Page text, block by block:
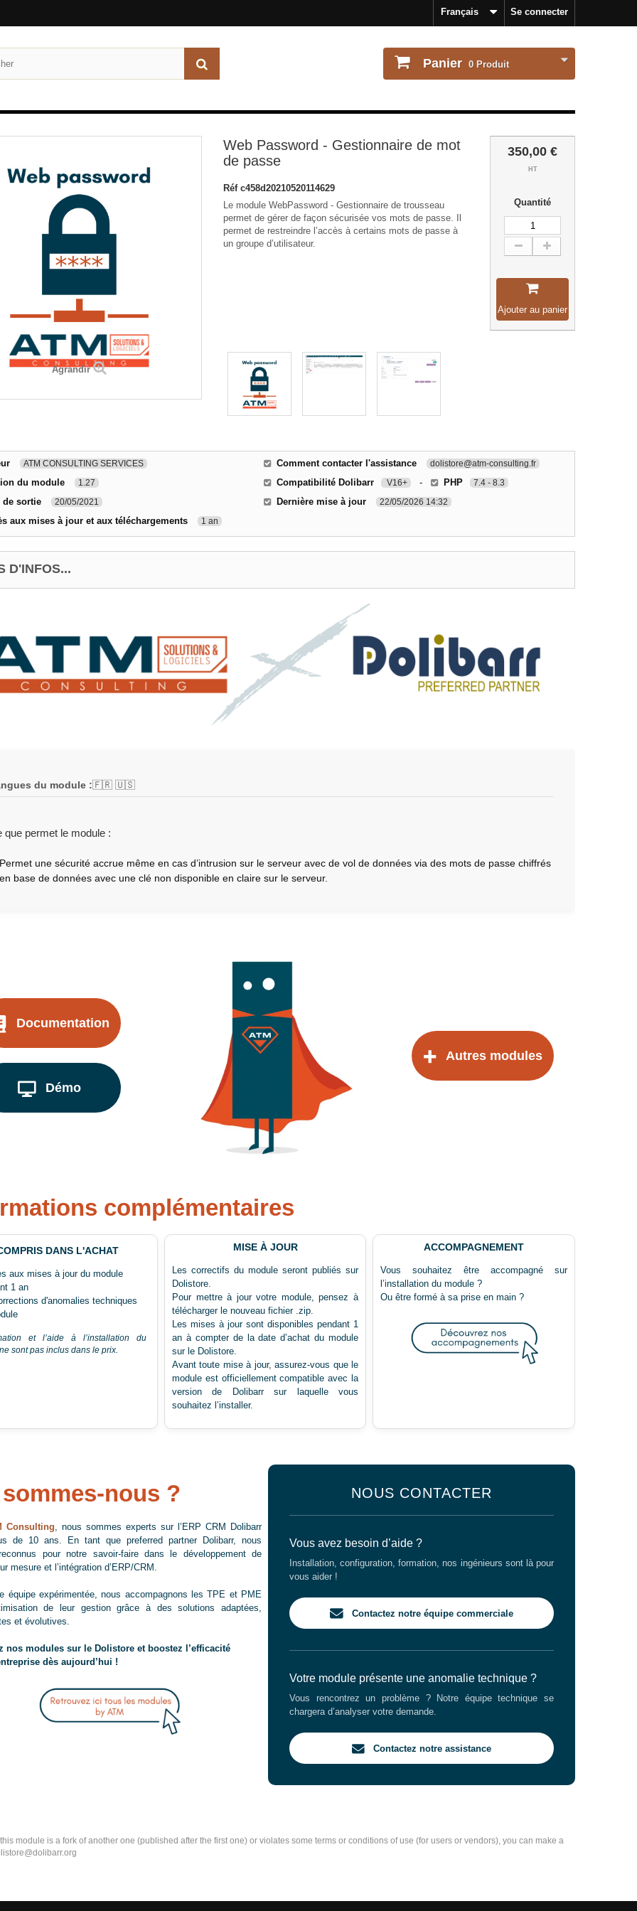
Se connecter
Français
Panier 0 Produit
Agrandir
Web Password - Gestionnaire de mot
de passe
Réf c458d20210520114629
Le module WebPassword - Gestionnaire de trousseau
permet de gérer de façon sécurisée vos mots de passe. Il
permet de restreindre l’accès à certains mots de passe à
un groupe d’utilisateur.
350,00 €
HT
Quantité
Ajouter au panier
ATM CONSULTING SERVICES
du module 1.27
de sortie 20/05/2021
aux mises à jour et aux téléchargements 1 an
Comment contacter l'assistance dolistore@atm-consulting.fr
Compatibilité Dolibarr V16+ - PHP 7.4 - 8.3
Dernière mise à jour 22/05/2026 14:32
D'INFOS...
du module :🇫🇷 🇺🇸
que permet le module :
Permet une sécurité accrue même en cas d’intrusion sur le serveur avec de vol de données via des mots de passe chiffrés
en base de données avec une clé non disponible en claire sur le serveur.
Documentation
Démo
Autres modules
complémentaires
DANS L'ACHAT
aux mises à jour du module
1 an
d'anomalies techniques
et l’aide à l’installation du
sont pas inclus dans le prix.
MISE À JOUR
Les correctifs du module seront publiés sur
Dolistore.
Pour mettre à jour votre module, pensez à
télécharger le nouveau fichier .zip.
Les mises à jour sont disponibles pendant 1
an à compter de la date d’achat du module
sur le Dolistore.
Avant toute mise à jour, assurez-vous que le
module est officiellement compatible avec la
version de Dolibarr sur laquelle vous
souhaitez l’installer.
ACCOMPAGNEMENT
Vous souhaitez être accompagné sur
l’installation du module ?
Ou être formé à sa prise en main ?
nous ?
Consulting, nous sommes experts sur l’ERP CRM Dolibarr
de 10 ans. En tant que preferred partner Dolibarr, nous
pour notre savoir-faire dans le développement de
mesure et l’intégration d’ERP/CRM.
équipe expérimentée, nous accompagnons les TPE et PME
de leur gestion grâce à des solutions adaptées,
et évolutives.
nos modules sur le Dolistore et boostez l’efficacité
dès aujourd’hui !
NOUS CONTACTER
Vous avez besoin d’aide ?
Installation, configuration, formation, nos ingénieurs sont là pour
vous aider !
Contactez notre équipe commerciale
Votre module présente une anomalie technique ?
Vous rencontrez un problème ? Notre équipe technique se
chargera d’analyser votre demande.
Contactez notre assistance
module is a fork of another one (published after the first one) or violates some terms or conditions of use (for users or vendors), you can make a